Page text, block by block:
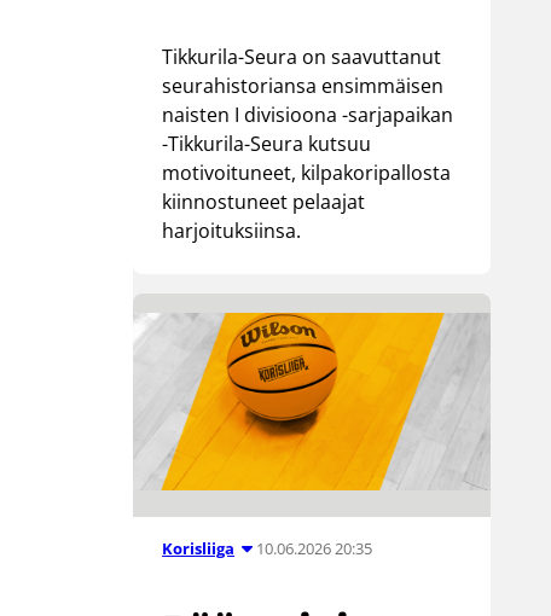
Tikkurila-Seura on saavuttanut
seurahistoriansa ensimmäisen
naisten I divisioona -sarjapaikan
-Tikkurila-Seura kutsuu
motivoituneet, kilpakoripallosta
kiinnostuneet pelaajat
harjoituksiinsa.
Korisliiga 10.06.2026 20:35